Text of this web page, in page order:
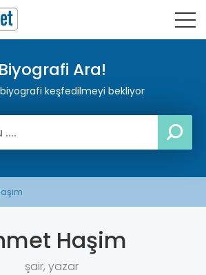
Biyografi Ara!
keşfedilmeyi bekliyor
Haşim
şair, yazar